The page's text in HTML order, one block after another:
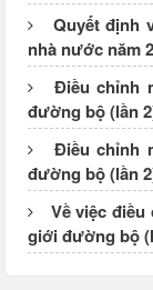
Quyết định
nhà nước năm
Điều chỉnh
đường bộ (lần
Điều chỉnh
đường bộ (lần
Về việc
giới đường bộ